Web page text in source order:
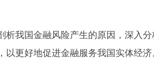
国金融风险产生的原因，深入
更好地促进金融服务我国实体经济